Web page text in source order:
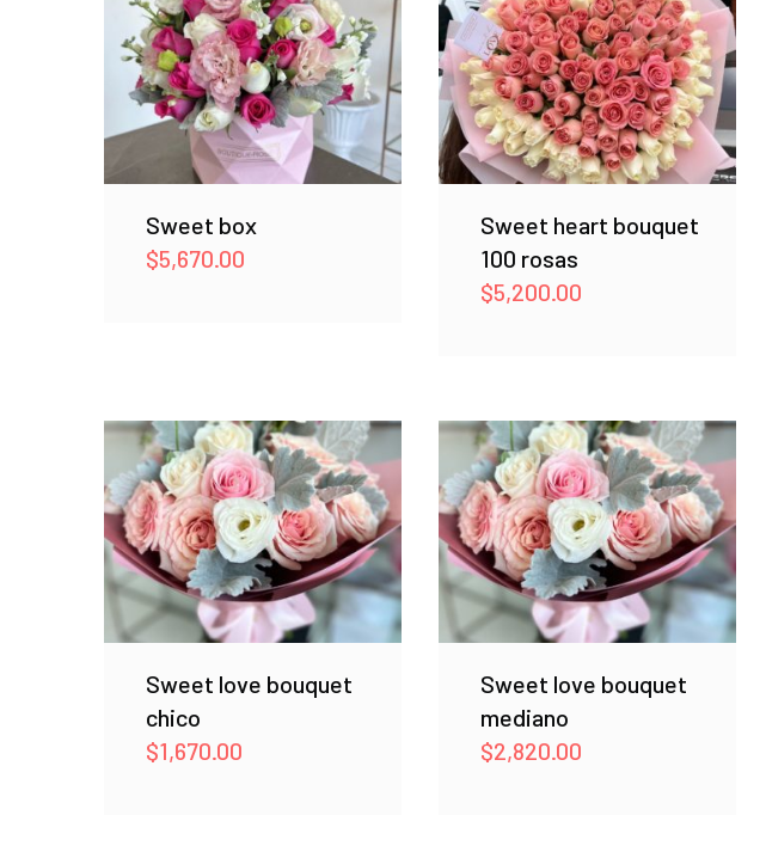
Sweet box
$5,670.00
Sweet heart bouquet
100 rosas
$5,200.00
Sweet love bouquet
chico
$1,670.00
Sweet love bouquet
mediano
$2,820.00